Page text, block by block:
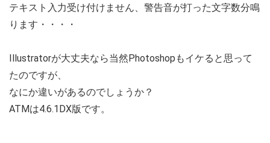
テキスト入力受け付けません、警告音が打った文字数分鳴
ります・・・・
Illustratorが大丈夫なら当然Photoshopもイケると思って
たのですが、
なにか違いがあるのでしょうか？
ATMは4.6.1DX版です。